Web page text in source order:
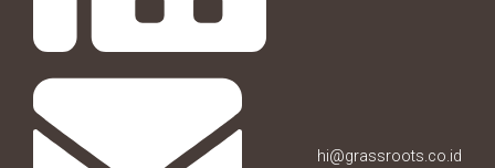
hi@grassroots.co.id